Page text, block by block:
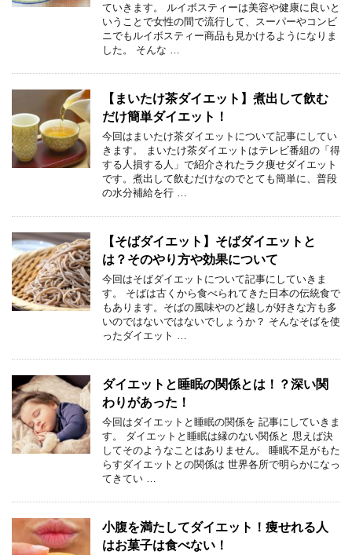
ていきます。 ルイボスティーは美容や健康に良いと
いうことで女性の間で流行して、スーパーやコンビ
ニでもルイボスティー商品も見かけるようになりま
した。 そんな …
【まいたけ茶ダイエット】煮出して飲む
だけ簡単ダイエット！
今回はまいたけ茶ダイエットについて記事にしてい
きます。 まいたけ茶ダイエットはテレビ番組の「得
する人損する人」で紹介されたラク痩せダイエット
です。煮出して飲むだけなのでとても簡単に、普段
の水分補給を行 …
【そばダイエット】そばダイエットと
は？そのやり方や効果について
今回はそばダイエットについて記事にしていきま
す。 そばは古くから食べられてきた日本の伝統食で
もあります。そばの風味やのど越しが好きな方も多
いのではないではないでしょうか？ そんなそばを使
ったダイエット …
ダイエットと睡眠の関係とは！？深い関
わりがあった！
今回はダイエットと睡眠の関係を 記事にしていきま
す。 ダイエットと睡眠は縁のない関係と 思えば決
してそのようなことはありません。 睡眠不足がもた
らすダイエットとの関係は 世界各所で明らかになっ
てきてい …
小腹を満たしてダイエット！痩せれる人
はお菓子は食べない！